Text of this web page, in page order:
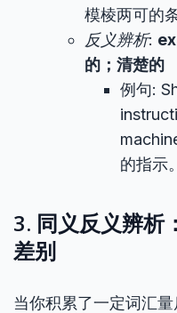
模棱两可的
反义辨析:
的；清楚的
例句:
的指示
3. 同义反义辨析
差别
当你积累了一定词汇